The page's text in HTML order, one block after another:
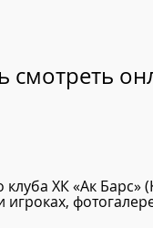
смотреть
ХК «Ак Барс»